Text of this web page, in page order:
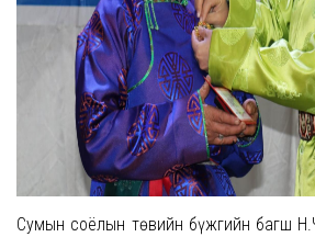
Сумын соёлын төвийн бүжгийн багш